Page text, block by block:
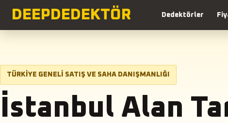
DEEP DEDEKTÖR Dedektörler
TÜRKIYE GENELI SATIŞ VE SAHA DANIŞMANLIĞI
İstanbul Alan